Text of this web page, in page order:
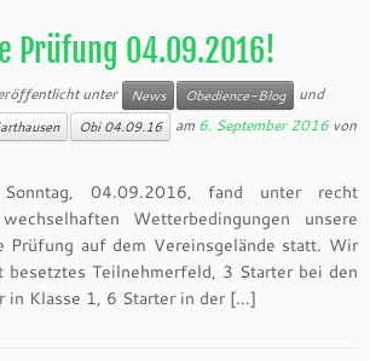
Prüfung 04.09.2016!
unter News Obedience-Blog
und
Obi 04.09.16 am 6. September 2016 von
Sonntag, 04.09.2016, fand unter recht
Wetterbedingungen unsere
Prüfung auf dem Vereinsgelände statt. Wir
besetztes Teilnehmerfeld, 3 Starter bei den
in Klasse 1, 6 Starter in der […]